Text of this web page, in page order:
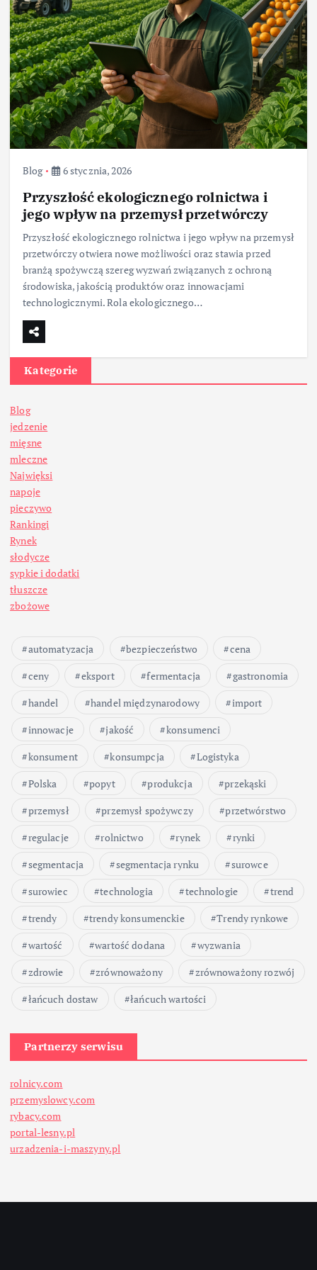
Blog 6 stycznia, 2026
Przyszłość ekologicznego rolnictwa i
jego wpływ na przemysł przetwórczy
Przyszłość ekologicznego rolnictwa i jego wpływ na przemysł
przetwórczy otwiera nowe możliwości oraz stawia przed
branżą spożywczą szereg wyzwań związanych z ochroną
środowiska, jakością produktów oraz innowacjami
technologicznymi. Rola ekologicznego…
Kategorie
Blog
jedzenie
mięsne
mleczne
Najwięksi
napoje
pieczywo
Rankingi
Rynek
słodycze
sypkie i dodatki
tłuszcze
zbożowe
automatyzacja bezpieczeństwo
cena
ceny
eksport fermentacja
gastronomia
handel
handel międzynarodowy
import
innowacje
jakość
konsumenci
konsument
konsumpcja
Logistyka
Polska
popyt produkcja
przekąski
przemysł
przemysł spożywczy
przetwórstwo
regulacje
rolnictwo rynek
rynki
segmentacja
segmentacja rynku
surowce
surowiec
technologia technologie
trend
trendy
trendy konsumenckie
Trendy rynkowe
wartość
wartość dodana
wyzwania
zdrowie
zrównoważony
zrównoważony rozwój
łańcuch dostaw
łańcuch wartości
Partnerzy serwisu
rolnicy.com
przemyslowcy.com
rybacy.com
portal-lesny.pl
urzadzenia-i-maszyny.pl